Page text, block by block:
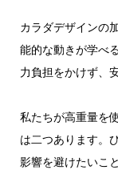
カラダデザインの
能的な動きが学べ
力負担をかけず、
私たちが高重量を
は二つあります。
影響を避けたいこ